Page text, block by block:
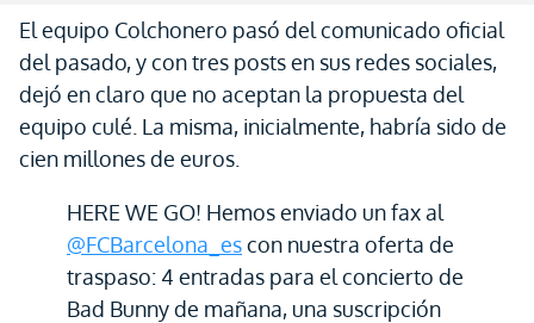
El equipo Colchonero pasó del comunicado oficial
del pasado, y con tres posts en sus redes sociales,
dejó en claro que no aceptan la propuesta del
equipo culé. La misma, inicialmente, habría sido de
cien millones de euros.
HERE WE GO! Hemos enviado un fax al
@FCBarcelona_escon nuestra oferta de
traspaso: 4 entradas para el concierto de
Bad Bunny de mañana, una suscripción